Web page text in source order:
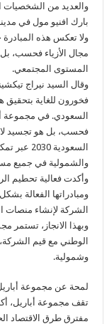
والعديد من الشخصيات
بارك افنيو مول في مدينة
ولا تعكس هذه المبادرة
مجال الأزياء فحسب، بل
المستوى المجتمعي.
وقال السيد نيراج
فخورون للغاية بتحقيق
السعودي. في مجموعة
فحسب، بل هو تجسيد
السعودية
والشمولية في جميع
وأكدت فعالية تحطيم
ومبادراتها الفعالة
الشركة لإنشاء منصات
وبهذا الانجاز، تستمر
الوطني مع قيم الشركة،
وشمولية.
لمحة عن مجموعة أباريل
تقف مجموعة أباريل،
مفترق طرق الاقتصاد